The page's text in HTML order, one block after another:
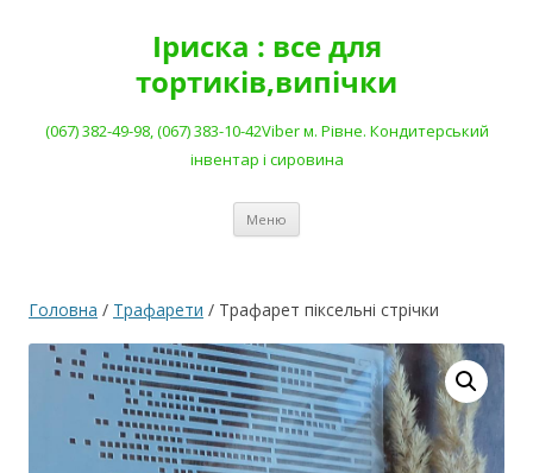
Іриска : все для
тортиків,випічки
(067) 382-49-98, (067) 383-10-42Viber м. Рівне. Кондитерський
інвентар і сировина
Меню
Головна / Трафарети / Трафарет піксельні стрічки